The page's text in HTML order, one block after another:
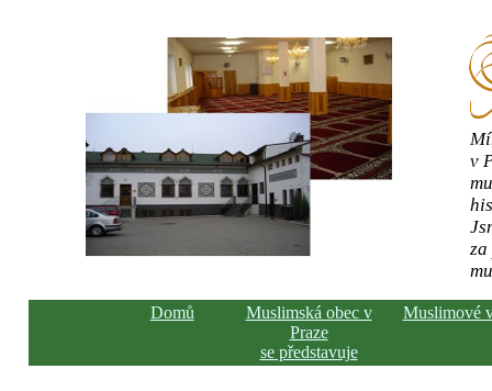
v
Domů
Muslimská obec v
Praze
se představuje
Muslimové